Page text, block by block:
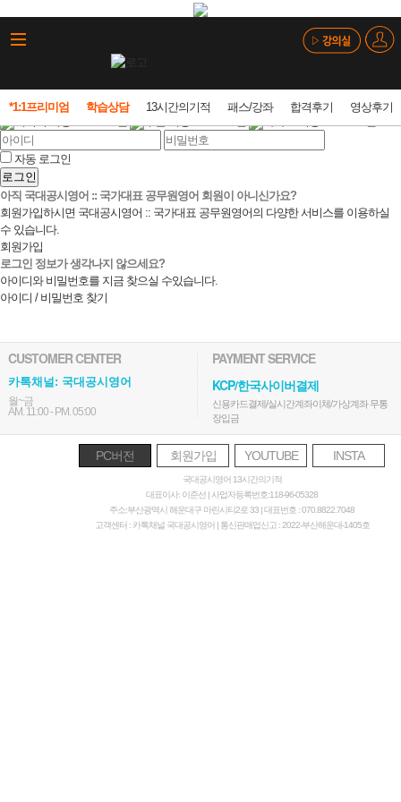
*1:1프리미엄 학습상담 13시간의기적 패스/강좌 합격후기
영상후기
자동 로그인
로그인
아직 국대공시영어 :: 국가대표 공무원영어 회원이 아니신가요?
회원가입하시면 국대공시영어 :: 국가대표 공무원영어의 다양한 서비스를 이용하실
수 있습니다.
회원가입
로그인 정보가 생각나지 않으세요?
아이디와 비밀번호를 지금 찾으실 수있습니다.
아이디 / 비밀번호 찾기
CUSTOMER CENTER
카톡채널: 국대공시영어
월~금
AM. 11:00 - PM. 05:00
PAYMENT SERVICE
KCP/한국사이버결제
신용카드결제/실시간계좌이체/가상계좌 무통
장입금
PC버전 회원가입 YOUTUBE INSTA
국대공시영어 13시간의기적
대표이사: 이준선 | 사업자등록번호:118-96-05328
주소:부산광역시 해운대구 마린시티2로 33 | 대표번호 : 070.8822.7048
고객센터 : 카톡채널 국대공시영어 | 통신판매업신고 : 2022-부산해운대-1405호